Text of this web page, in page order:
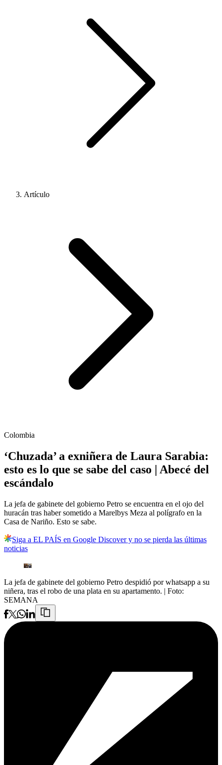
Artículo
Colombia
‘Chuzada’ a exniñera de Laura Sarabia:
esto es lo que se sabe del caso | Abecé del
escándalo
La jefa de gabinete del gobierno Petro se encuentra en el ojo del
huracán tras haber sometido a Marelbys Meza al polígrafo en la
Casa de Nariño. Esto se sabe.
Siga a EL PAÍS en Google Discover y no se pierda las últimas
noticias
La jefa de gabinete del gobierno Petro despidió por whatsapp a su
niñera, tras el robo de una plata en su apartamento. | Foto:
SEMANA